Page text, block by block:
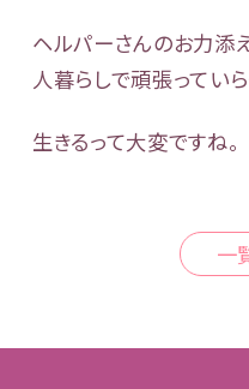
ヘルパーさんのお力添
人暮らしで頑張っていら
生きるって大変ですね。
一